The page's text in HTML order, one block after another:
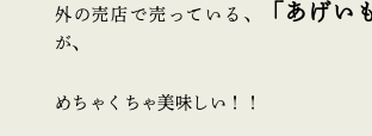
外の売店で売っている、 「あげい
が、
めちゃくちゃ美味しい！！